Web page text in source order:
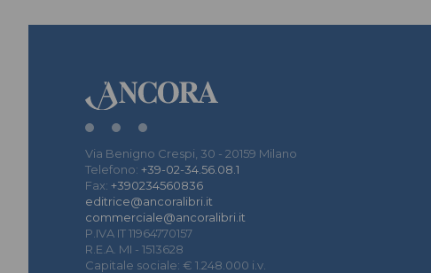
Via Benigno Crespi, 30 - 20159 Milano
Telefono: +39-02-34.56.08.1
Fax: +390234560836
editrice@ancoralibri.it
commerciale@ancoralibri.it
P.IVA IT 11964770157
R.E.A. MI - 1513628
Capitale sociale: € 1.248.000 i.v.